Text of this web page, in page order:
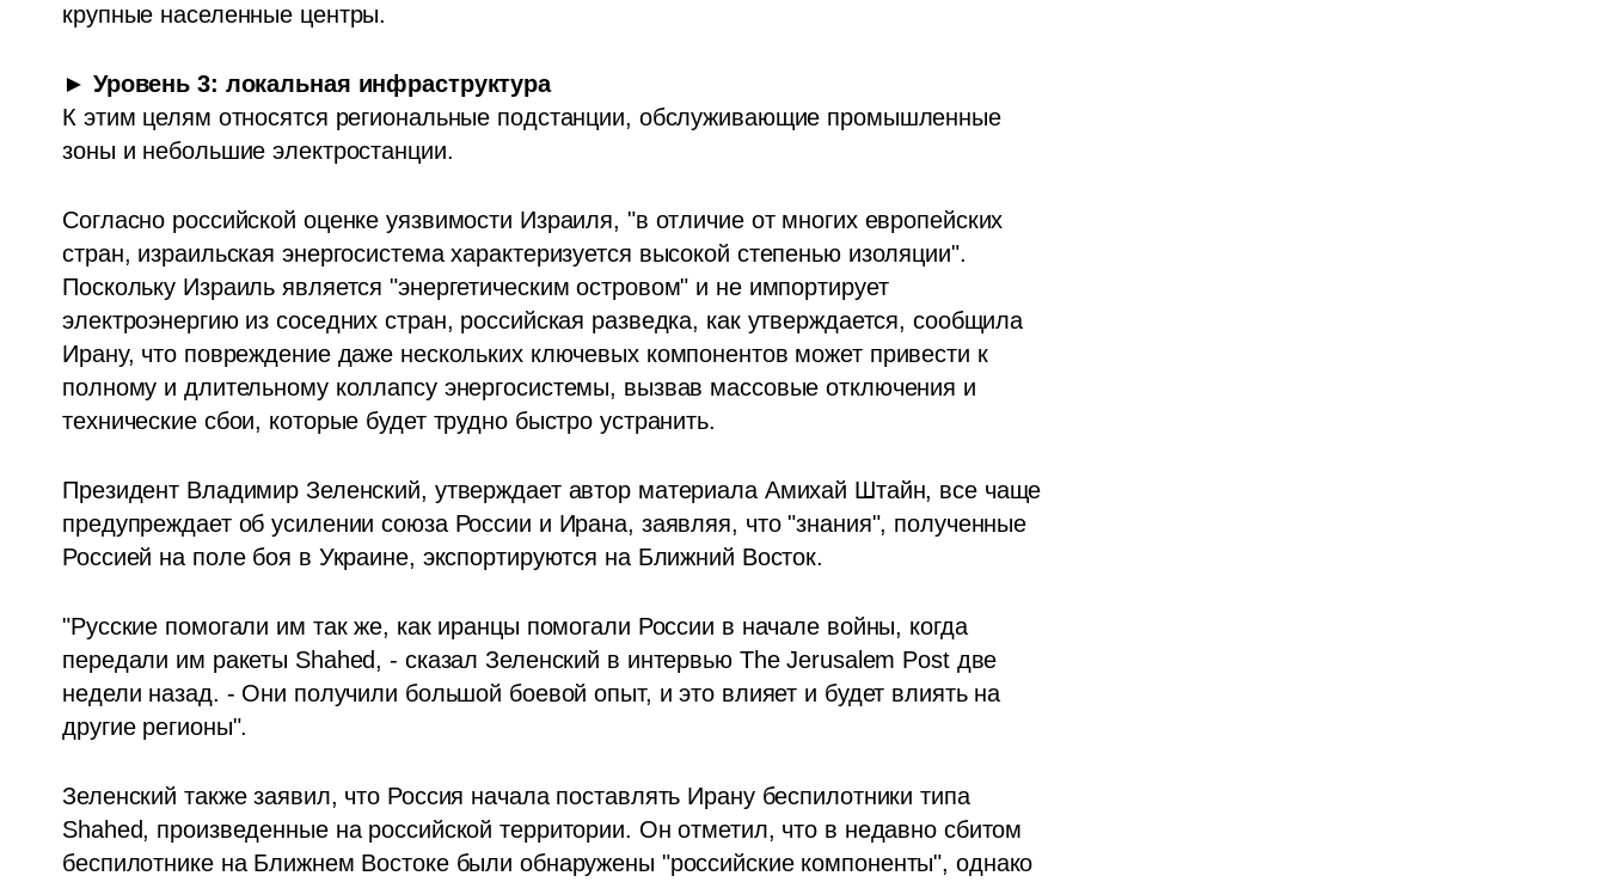
крупные населенные центры.
К этим целям относятся региональные подстанции, обслуживающие промышленные
зоны и небольшие электростанции.
Согласно российской оценке уязвимости Израиля, "в отличие от многих европейских
стран, израильская энергосистема характеризуется высокой степенью изоляции".
Поскольку Израиль является "энергетическим островом" и не импортирует
электроэнергию из соседних стран, российская разведка, как утверждается, сообщила
Ирану, что повреждение даже нескольких ключевых компонентов может привести к
полному и длительному коллапсу энергосистемы, вызвав массовые отключения и
технические сбои, которые будет трудно быстро устранить.
Президент Владимир Зеленский, утверждает автор материала Амихай Штайн, все чаще
предупреждает об усилении союза России и Ирана, заявляя, что "знания", полученные
Россией на поле боя в Украине, экспортируются на Ближний Восток.
"Русские помогали им так же, как иранцы помогали России в начале войны, когда
передали им ракеты Shahed, - сказал Зеленский в интервью The Jerusalem Post две
недели назад. - Они получили большой боевой опыт, и это влияет и будет влиять на
другие регионы".
Зеленский также заявил, что Россия начала поставлять Ирану беспилотники типа
Shahed, произведенные на российской территории. Он отметил, что в недавно сбитом
беспилотнике на Ближнем Востоке были обнаружены "российские компоненты", однако